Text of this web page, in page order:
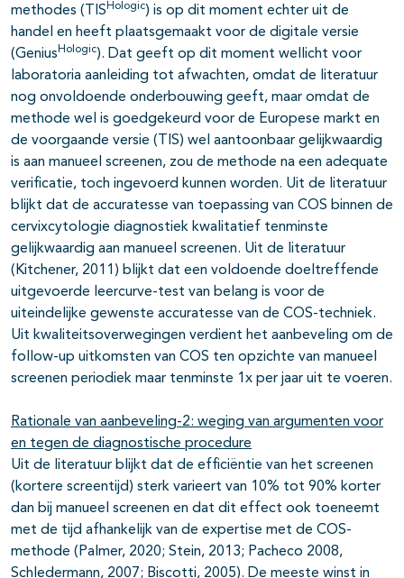
methodes (TIS Hologic) is op dit moment echter uit de
handel en heeft plaatsgemaakt voor de digitale versie
(Genius Hologic). Dat geeft op dit moment wellicht voor
laboratoria aanleiding tot afwachten, omdat de literatuur
nog onvoldoende onderbouwing geeft, maar omdat de
methode wel is goedgekeurd voor de Europese markt en
de voorgaande versie (TIS) wel aantoonbaar gelijkwaardig
is aan manueel screenen, zou de methode na een adequate
verificatie, toch ingevoerd kunnen worden. Uit de literatuur
blijkt dat de accuratesse van toepassing van COS binnen de
cervixcytologie diagnostiek kwalitatief tenminste
gelijkwaardig aan manueel screenen. Uit de literatuur
(Kitchener, 2011) blijkt dat een voldoende doeltreffende
uitgevoerde leercurve-test van belang is voor de
uiteindelijke gewenste accuratesse van de COS-techniek.
Uit kwaliteitsoverwegingen verdient het aanbeveling om de
follow-up uitkomsten van COS ten opzichte van manueel
screenen periodiek maar tenminste 1x per jaar uit te voeren.
Rationale van aanbeveling-2: weging van argumenten voor
en tegen de diagnostische procedure
Uit de literatuur blijkt dat de efficiëntie van het screenen
(kortere screentijd) sterk varieert van 10% tot 90% korter
dan bij manueel screenen en dat dit effect ook toeneemt
met de tijd afhankelijk van de expertise met de COS-
methode (Palmer, 2020; Stein, 2013; Pacheco 2008,
Schledermann, 2007; Biscotti, 2005). De meeste winst in